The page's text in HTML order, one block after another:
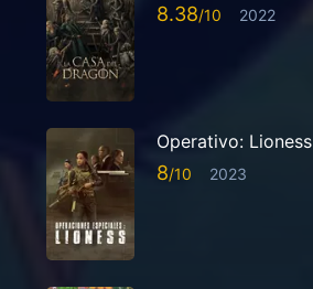
8.38 2022
Operativo: Lioness
8 2023